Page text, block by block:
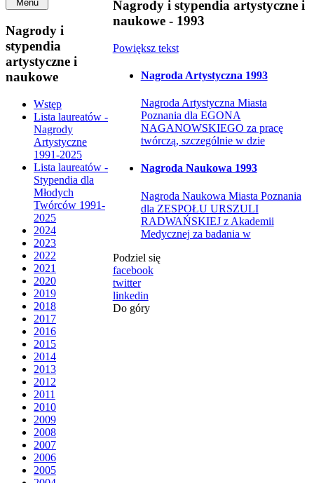
Menu
Nagrody i
stypendia
artystyczne i
naukowe
Wstęp
Lista laureatów -
Nagrody
Artystyczne
1991-2025
Lista laureatów -
Stypendia dla
Młodych
Twórców 1991-
2025
2024
2023
2022
2021
2020
2019
2018
2017
2016
2015
2014
2013
2012
2011
2010
2009
2008
2007
2006
2005
Nagrody i stypendia artystyczne i
naukowe - 1993
Powiększ tekst
Nagroda Artystyczna 1993
Nagroda Artystyczna Miasta
Poznania dla EGONA
NAGANOWSKIEGO za pracę
twórczą, szczególnie w dzie
Nagroda Naukowa 1993
Nagroda Naukowa Miasta Poznania
dla ZESPOŁU URSZULI
RADWAŃSKIEJ z Akademii
Medycznej za badania w
Podziel się
facebook
twitter
linkedin
Do góry